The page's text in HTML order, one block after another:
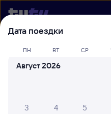
Выберите день,
билеты Залари —
Дата поездки
ПН ВТ СР
Август 2026
3 4 5